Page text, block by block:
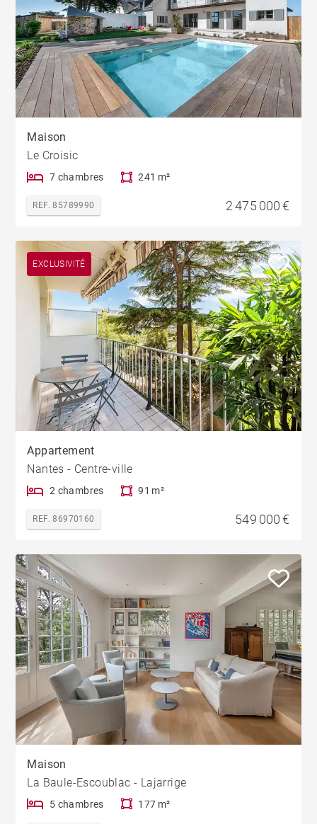
Maison
Le Croisic
7 chambres 241 m²
REF. 85789990 2 475 000 €
EXCLUSIVITÉ
Appartement
Nantes - Centre-ville
2 chambres 91 m²
REF. 86970160 549 000 €
Maison
La Baule-Escoublac - Lajarrige
5 chambres 177 m²